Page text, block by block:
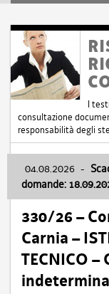
I
consultazione
responsabilità degli
04.08.2026 -
domande:
330/26 –
Carnia –
TECNICO –